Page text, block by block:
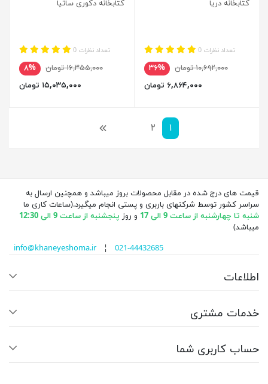
کتابخانه دریا
تعداد نظرات 0
۱۰,۶۹۲,۰۰۰ تومان
۳۶%
۶,۸۶۴,۰۰۰ تومان
کتابخانه دکوری ساتیا
تعداد نظرات 0
۱۶,۳۵۵,۰۰۰ تومان
۸%
۱۵,۰۳۵,۰۰۰ تومان
۱ ۲ بعدی
قیمت های درج شده در مقابل محصولات بروز میباشد و همچنین ارسال به
سراسر کشور توسط شرکتهای باربری و پستی انجام میگیرد.(ساعات کاری ما
شنبه تا چهارشنبه از ساعت 9 الی 17
و روز پنجشنبه از ساعت 9 الی 12:30
میباشد)
info@khaneyeshoma.ir¦ 021-44432685
اطلاعات
خدمات مشتری
حساب کاربری شما